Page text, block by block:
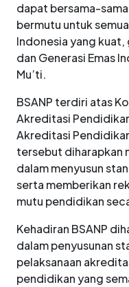
dapat bersama-
bermutu untuk
Indonesia yang
dan Generasi Emas
Mu’ti.
BSANP terdiri atas
Akreditasi
Akreditasi
tersebut diharapkan
dalam menyusun
serta memberikan
mutu pendidikan
Kehadiran BSANP
dalam penyusunan
pelaksanaan
pendidikan yang